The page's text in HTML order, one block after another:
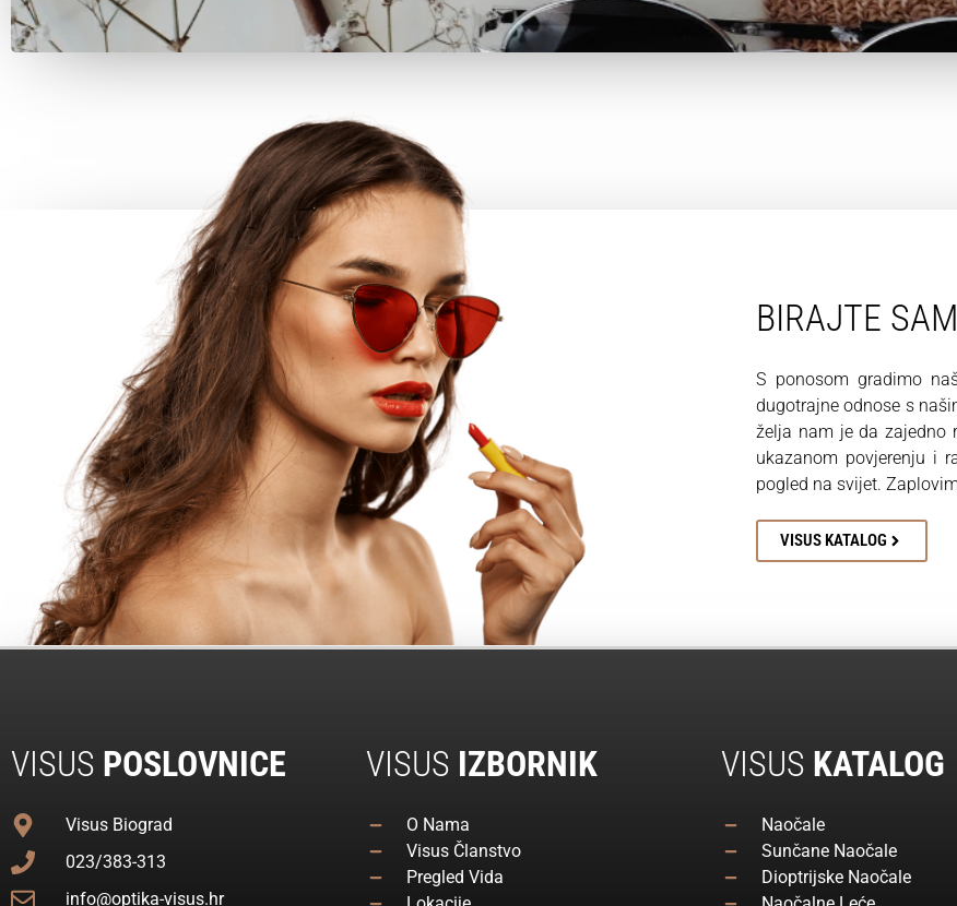
BIRAJTE
S ponosom gradimo
dugotrajne odnose s
želja nam je da zajedno
ukazanom povjerenju i
pogled na svijet.
VISUS KATALOG
VISUS POSLOVNICE
Visus Biograd
023/383-313
info@optika-visus.hr
VISUS IZBORNIK
O Nama
Visus Članstvo
Pregled Vida
VISUS KATALOG
Naočale
Sunčane Naočale
Dioptrijske Naočale